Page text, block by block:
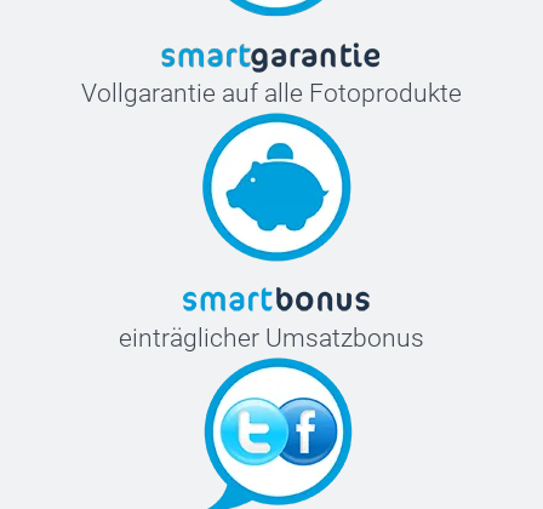
S-M
54-56 cm
M-L
56-58 cm
L-XL
58-60 cm
Vollgarantie auf alle Fotoprodukte
einträglicher Umsatzbonus